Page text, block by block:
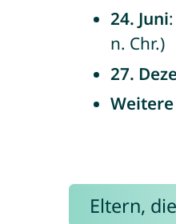
24. Juni
n. Chr.)
27.
Eltern,